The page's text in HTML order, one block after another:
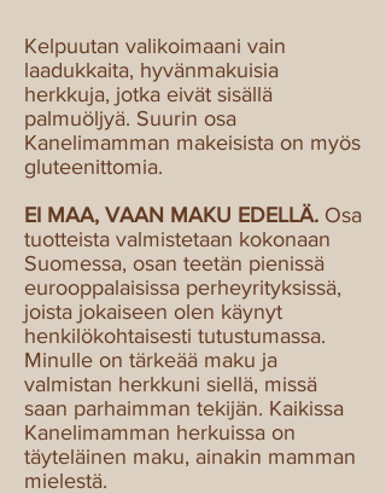
Kelpuutan valikoimaani vain
laadukkaita, hyvänmakuisia
herkkuja, jotka eivät sisällä
palmuöljyä. Suurin osa
Kanelimamman makeisista on myös
gluteenittomia.
EI MAA, VAAN MAKU EDELLÄ. Osa
tuotteista valmistetaan kokonaan
Suomessa, osan teetän pienissä
eurooppalaisissa perheyrityksissä,
joista jokaiseen olen käynyt
henkilökohtaisesti tutustumassa.
Minulle on tärkeää maku ja
valmistan herkkuni siellä, missä
saan parhaimman tekijän. Kaikissa
Kanelimamman herkuissa on
täyteläinen maku, ainakin mamman
mielestä.